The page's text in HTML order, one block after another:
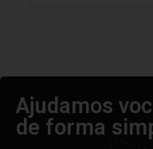
Ajudamos
de forma